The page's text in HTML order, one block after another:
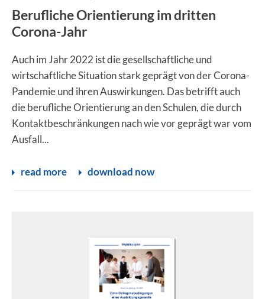
Berufliche Orientierung im dritten
Corona-Jahr
Auch im Jahr 2022 ist die gesellschaftliche und
wirtschaftliche Situation stark geprägt von der Corona­
Pandemie und ihren Auswirkungen. Das betrifft auch
die berufliche Orientierung an den Schulen, die durch
Kontaktbeschränkungen nach wie vor geprägt war vom
Ausfall...
read more download now